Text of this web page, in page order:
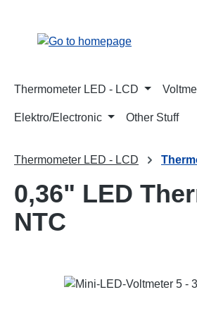
Thermometer LED - LCD
Elektro/Electronic Other Stuff
Thermometer LED - LCD
0,36" LED
NTC
Skip image gallery